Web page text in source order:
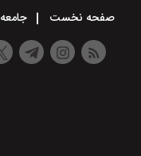
صفحه نخست جامعه